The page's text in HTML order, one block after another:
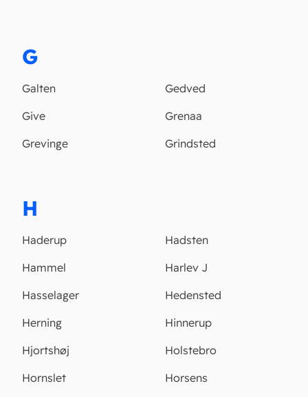
G
Galten
Gedved
Give
Grenaa
Grevinge
Grindsted
H
Haderup
Hadsten
Hammel
Harlev J
Hasselager
Hedensted
Herning
Hinnerup
Hjortshøj
Holstebro
Hornslet
Horsens